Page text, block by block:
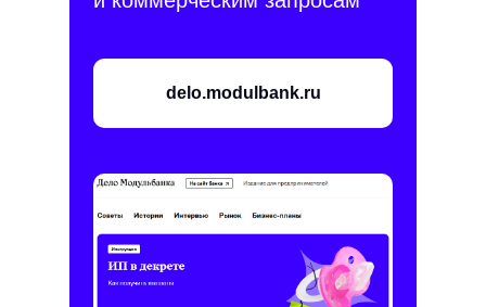
delo.modulbank.ru